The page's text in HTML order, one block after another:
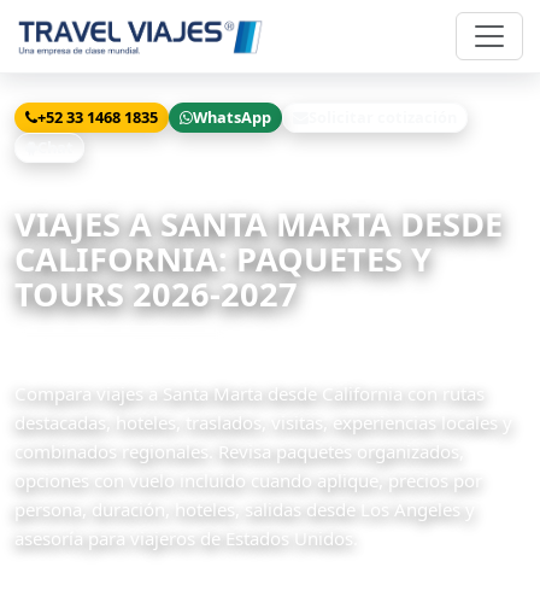
+52 33 1468 1835 WhatsApp
VIAJES A SANTA MARTA DESDE
CALIFORNIA: PAQUETES Y
TOURS 2026-2027
Compara viajes a Santa Marta desde California con rutas
destacadas, hoteles, traslados, visitas, experiencias locales y
combinados regionales. Revisa paquetes organizados,
opciones con vuelo incluido cuando aplique, precios por
persona, duración, hoteles, salidas desde Los Angeles y
asesoría para viajeros de Estados Unidos.